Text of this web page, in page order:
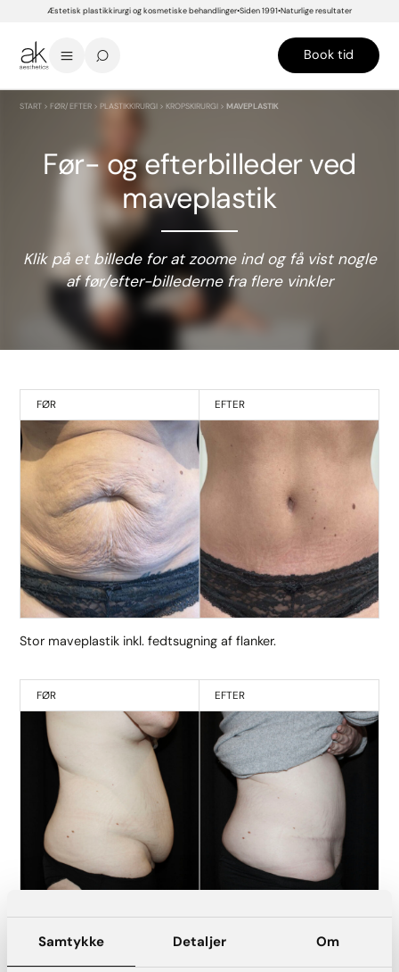
Samtykke Detaljer Om
Æstetisk plastikkirurgi og kosmetiske behandlinger Siden 1991 Naturlige resultater
Book tid
START >FØR/EFTER >PLASTIKKIRURGI >KROPSKIRURGI >MAVEPLASTIK
Før- og efterbilleder ved
maveplastik
Klik på et billede for at zoome ind og få vist nogle
affør/efter-billederne fraflere vinkler
FØR EFTER
Stor maveplastik inkl. fedtsugning af flanker.
FØR EFTER